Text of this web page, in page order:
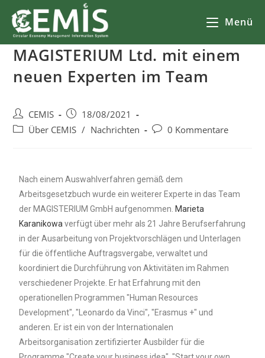
Menü
MAGISTERIUM Ltd. mit einem
neuen Experten im Team
CEMIS
18/08/2021
Über CEMIS / Nachrichten 0 Kommentare
Nach einem Auswahlverfahren gemäß dem
Arbeitsgesetzbuch wurde ein weiterer Experte in das Team
der MAGISTERIUM GmbH aufgenommen. Marieta
Karanikowa verfügt über mehr als 21 Jahre Berufserfahrung
in der Ausarbeitung von Projektvorschlägen und Unterlagen
für die öffentliche Auftragsvergabe, verwaltet und
koordiniert die Durchführung von Aktivitäten im Rahmen
verschiedener Projekte. Er hat Erfahrung mit den
operationellen Programmen "Human Resources
Development", "Leonardo da Vinci", "Erasmus +" und
anderen. Er ist ein von der Internationalen
Arbeitsorganisation zertifizierter Ausbilder für die